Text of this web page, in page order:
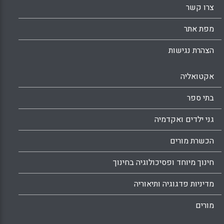
פסיבית בשעה שהחינוך, המשועבד לדוגמה
כלכלית בעולם דיגיטלי, מציג את החיים כמחזה
ראווה של צבירה ותשוקה.
WhatsApp
צרו קשר
מפת אתר
הצהרת נגישות
אקטואליה
בתי ספר
גני ילדים ואקדמיה
הכשרת מורים
חינוך מיוחד ופסיכולוגיה בחינוך
מדיניות פדגוגיה ותיאוריה
מורים